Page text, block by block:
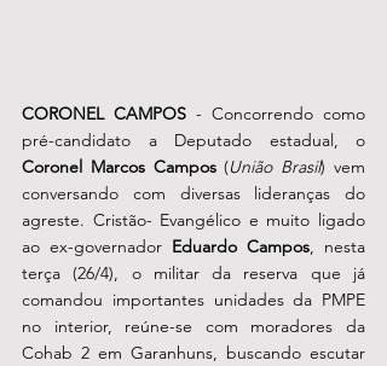
CORONEL CAMPOS - Concorrendo como
Coronel Marcos Campos (União Brasil) vem
conversando com diversas lideranças do
agreste. Cristão- Evangélico e muito ligado
ao ex-governador Eduardo Campos, nesta
terça (26/4), o militar da reserva que já
comandou importantes unidades da PMPE
no interior, reúne-se com moradores da
Cohab 2 em Garanhuns, buscando escutar